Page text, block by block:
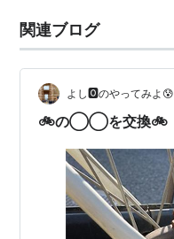
関連ブログ
よし🅾️のやってみよ😰
🚲の◯◯を交換🚲